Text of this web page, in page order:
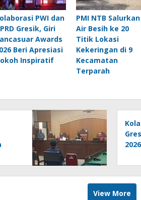
PWI dan
Gresik, Giri
Awards
Beri Apresiasi
Inspiratif
PMI NTB Salurkan
Air Besih ke 20
Titik Lokasi
Kekeringan di 9
Kecamatan
Terparah
View More